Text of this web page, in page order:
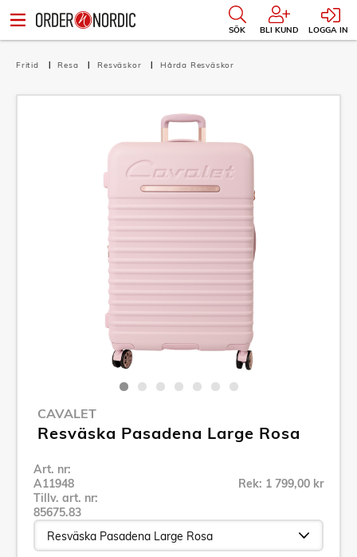
SÖK BLI KUND LOGGA IN
Fritid Resa Resväskor Hårda Resväskor
CAVALET
Resväska Pasadena Large Rosa
Art. nr:
A11948
Tillv. art. nr:
85675.83
Rek: 1 799,00 kr